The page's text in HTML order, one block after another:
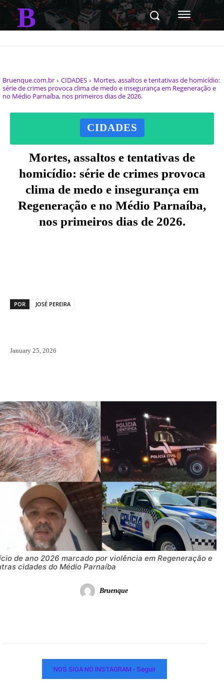
B
Bruenque.com.br CIDADES
Mortes, assaltos e tentativas de homicídio:
série de crimes provoca clima de medo e insegurança em Regeneração e
no Médio Parnaíba, nos primeiros dias de 2026.
CIDADES
Mortes, assaltos e tentativas de
homicídio: série de crimes provoca
clima de medo e insegurança em
Regeneração e no Médio Parnaíba,
nos primeiros dias de 2026.
POR JOSÉ PEREIRA
January 25, 2026
de ano 2026 marcado por violência em Regeneração e
cidades do Médio Parnaíba
Bruenque
NOS SIGA NO INSTAGRAM - Seguir